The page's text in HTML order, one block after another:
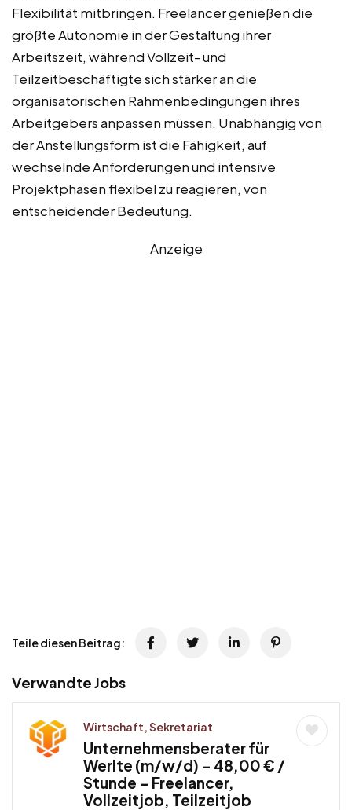
Flexibilität mitbringen. Freelancer genießen die
größte Autonomie in der Gestaltung ihrer
Arbeitszeit, während Vollzeit- und
Teilzeitbeschäftigte sich stärker an die
organisatorischen Rahmenbedingungen ihres
Arbeitgebers anpassen müssen. Unabhängig von
der Anstellungsform ist die Fähigkeit, auf
wechselnde Anforderungen und intensive
Projektphasen flexibel zu reagieren, von
entscheidender Bedeutung.
Anzeige
Teile diesen Beitrag:
Verwandte Jobs
Wirtschaft, Sekretariat
Unternehmensberater für
Werlte (m/w/d) – 48,00 € /
Stunde – Freelancer,
Vollzeitjob, Teilzeitjob